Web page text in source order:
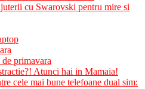
cu Swarovski pentru mire si
primavara
Atunci hai in Mamaia!
cele mai bune telefoane dual sim: